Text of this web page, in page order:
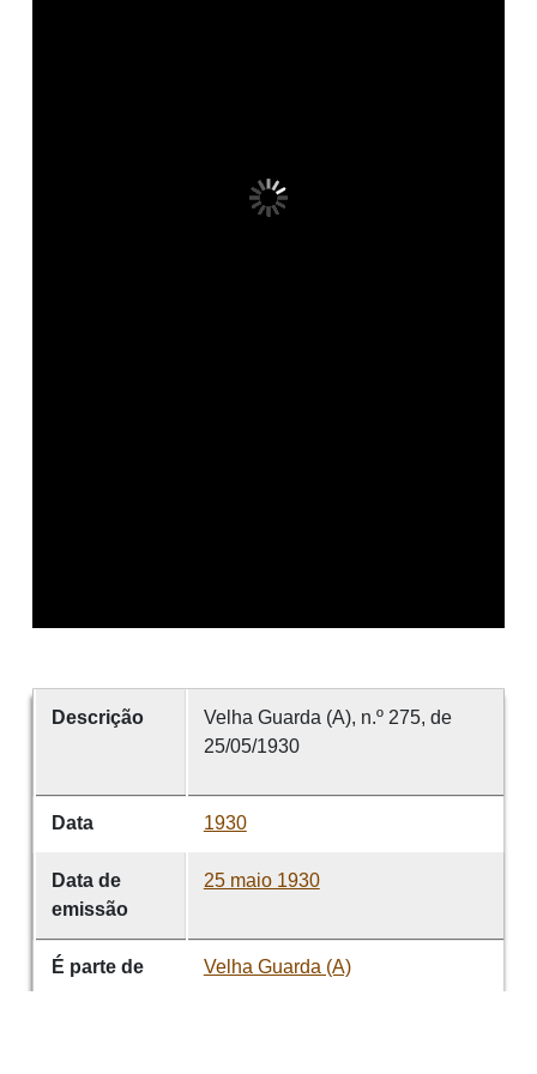
Descrição
Velha Guarda (A), n.º 275, de
25/05/1930
Data 1930
Data de
emissão
25 maio 1930
É parte de Velha Guarda (A)